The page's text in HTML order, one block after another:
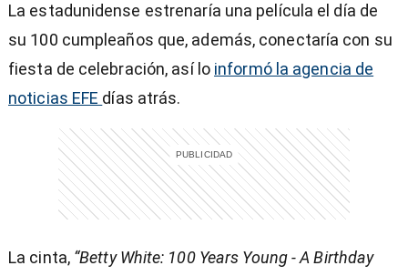
La estadunidense estrenaría una película el día de
su 100 cumpleaños que, además, conectaría con su
fiesta de celebración, así lo informó la agencia de
noticias EFE días atrás.
La cinta, “Betty White: 100 Years Young - A Birthday